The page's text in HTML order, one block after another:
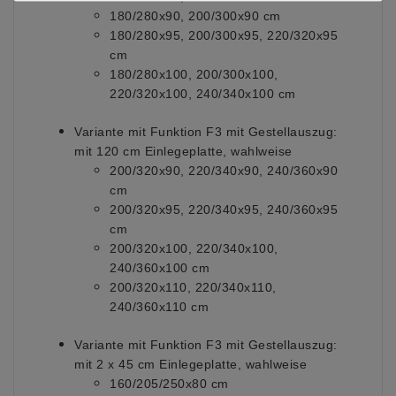
180/280x90, 200/300x90 cm
180/280x95, 200/300x95, 220/320x95
cm
180/280x100, 200/300x100,
220/320x100, 240/340x100 cm
Variante mit Funktion F3 mit Gestellauszug:
mit 120 cm Einlegeplatte, wahlweise
200/320x90, 220/340x90, 240/360x90
cm
200/320x95, 220/340x95, 240/360x95
cm
200/320x100, 220/340x100,
240/360x100 cm
200/320x110, 220/340x110,
240/360x110 cm
Variante mit Funktion F3 mit Gestellauszug:
mit 2 x 45 cm Einlegeplatte, wahlweise
160/205/250x80 cm